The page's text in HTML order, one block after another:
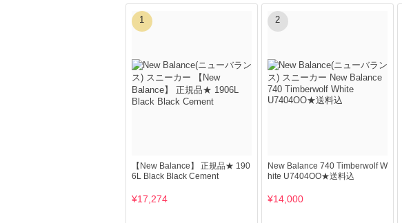
1
【New Balance】 正規品★ 190
6L Black Black Cement
¥17,274
2
New Balance 740 Timberwolf W
hite U7404OO★送料込
¥14,000